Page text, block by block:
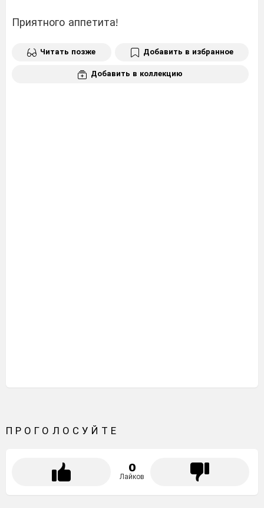
Приятного аппетита!
Читать позже Добавить в избранное
Добавить в коллекцию
ПРОГОЛОСУЙТЕ
0
Лайков